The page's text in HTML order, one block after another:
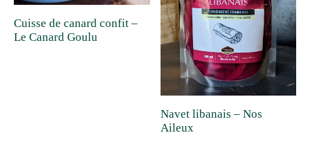
Cuisse de canard confit –
Le Canard Goulu
Navet libanais – Nos
Aileux